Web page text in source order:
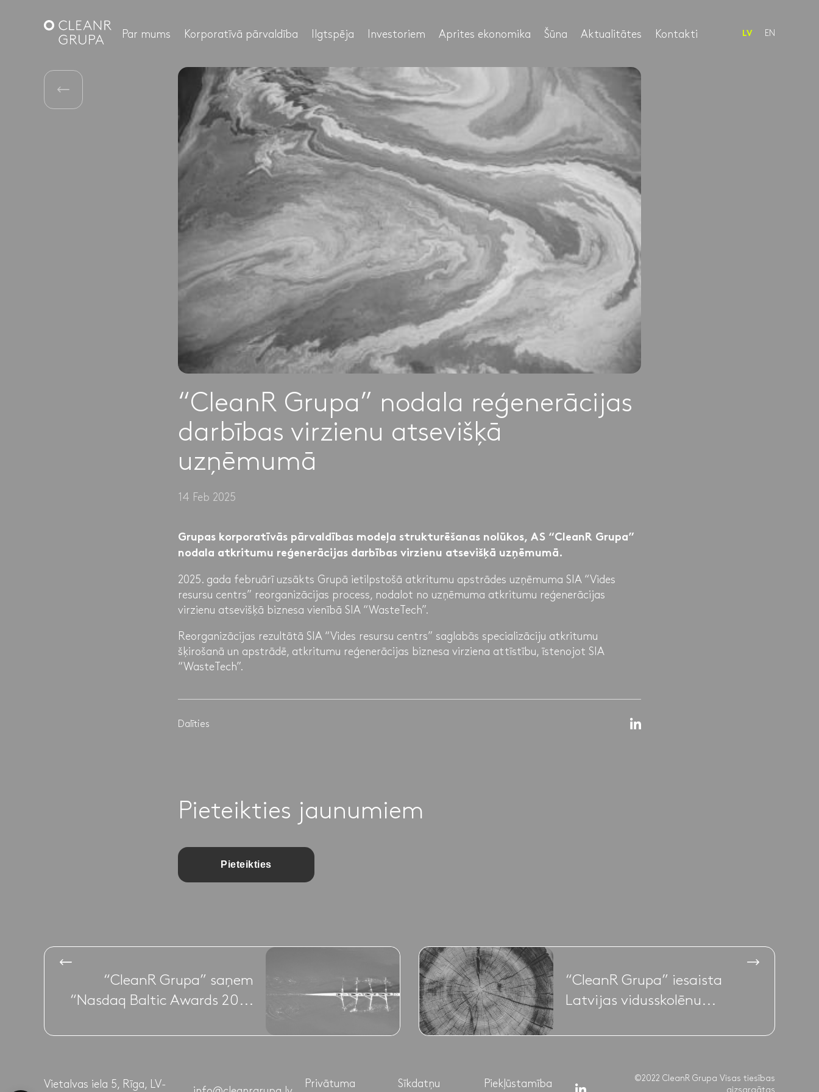
Par mums Korporatīvā pārvaldība Ilgtspēja Investoriem Aprites ekonomika Šūna Aktualitātes Kontakti LV EN
“CleanR Grupa” nodala reģenerācijas
darbības virzienu atsevišķā
uzņēmumā
14 Feb 2025
Grupas korporatīvās pārvaldības modeļa strukturēšanas nolūkos, AS “CleanR Grupa”
nodala atkritumu reģenerācijas darbības virzienu atsevišķā uzņēmumā.
2025. gada februārī uzsākts Grupā ietilpstošā atkritumu apstrādes uzņēmuma SIA “Vides
resursu centrs” reorganizācijas process, nodalot no uzņēmuma atkritumu reģenerācijas
virzienu atsevišķā biznesa vienībā SIA “WasteTech”.
Reorganizācijas rezultātā SIA “Vides resursu centrs” saglabās specializāciju atkritumu
šķirošanā un apstrādē, atkritumu reģenerācijas biznesa virziena attīstību, īstenojot SIA
“WasteTech”.
Dalīties
Pieteikties jaunumiem
Pieteikties
“CleanR Grupa” saņem
“Nasdaq Baltic Awards 20...
“CleanR Grupa” iesaista
Latvijas vidusskolēnu...
Vietalvas iela 5, Rīga, LV- Privātuma Sīkdatņu Piekļūstamība
©2022 CleanR Grupa Visas tiesības
aizsargātas